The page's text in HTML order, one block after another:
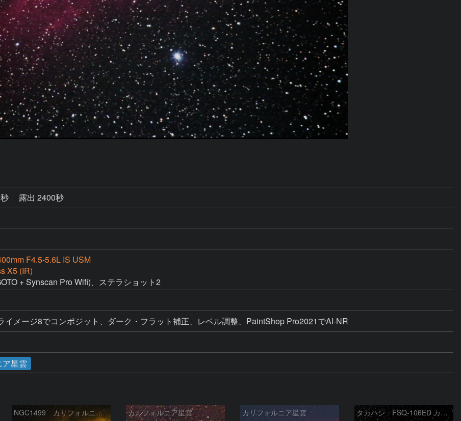
露出 2400秒
F4.5-5.6L IS USM
X5 (IR)
+ Synscan Pro Wifi)、ステラショット2
イメージ8でコンポジット、ダーク・フラット補正、レベル調整、PaintShop Pro2021でAI-NR
ア星雲
NGC1499 カリフォルニア星雲 カルフォルニア星雲 カリフォルニア星雲 タカハシ FSQ-106ED カリフォルニア星雲